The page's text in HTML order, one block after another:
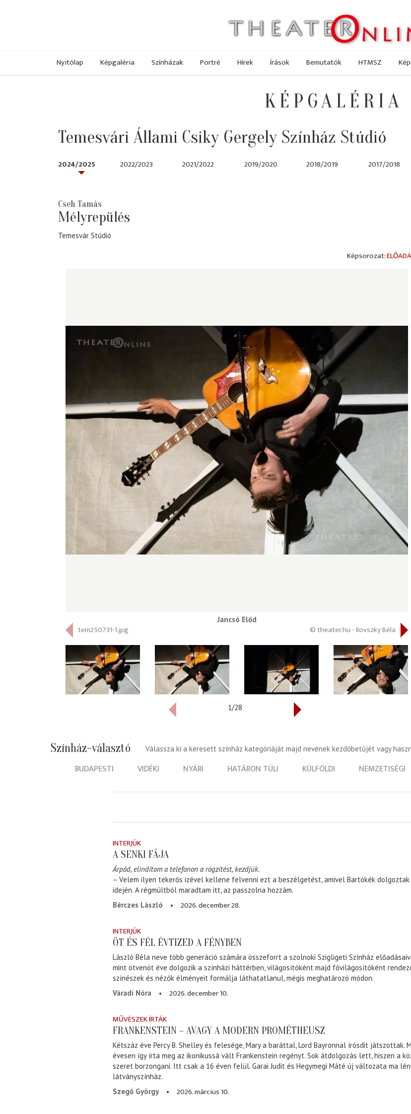
Nyitólap Képgaléria Színházak Portré Hírek Írások Bemutatók HTMSZ
KÉPGALÉRIA
Temesvári Állami Csiky Gergely Színház Stúdió
2024/2025 2022/2023 2021/2022 2019/2020 2018/2019 2017/2018
Cseh Tamás
Mélyrepülés
Temesvár Stúdió
Jancsó Előd
© theater.hu - Ilovszky Béla
tem250731-1.jpg
1/28
Színház-választó Válassza ki a keresett színház kategóriáját majd nevének kezdőbetűjét vagy
BUDAPESTI VIDÉKI NYÁRI HATÁRON TÚLI KÜLFÖLDI NEMZETISÉGI
INTERJÚK
A SENKI FÁJA
Árpád, elindítom a telefonon a rögzítést, kezdjük.
– Velem ilyen tekerős izével kellene felvenni ezt a beszélgetést, amivel Bartókék dolgoztak
idején. A régmúltból maradtam itt, az passzolna hozzám.
Bérczes László
2026. december 28.
INTERJÚK
ÖT ÉS FÉL ÉVTIZED A FÉNYBEN
László Béla neve több generáció számára összeforrt a szolnoki Szigligeti Színház
mint ötvenöt éve dolgozik a színházi háttérben, világosítóként majd fővilágosítóként
színészek és nézők élményeit formálja láthatatlanul, mégis meghatározó módon.
Váradi Nóra
2026. december 10.
MŰVÉSZEK ÍRTÁK
FRANKENSTEIN – AVAGY A MODERN PROMÉTHEUSZ
Kétszáz éve Percy B. Shelley és felesége, Mary a baráttal, Lord Bayronnal írósdit játszottak.
évesen így írta meg az ikonikussá vált Frankenstein regényt. Sok átdolgozás lett, hiszen a
szeret borzongani. Itt csak a 16 éven felül. Garai Judit és Hegymegi Máté új változata ma
látványszínház.
Szegő György
2026. március 10.